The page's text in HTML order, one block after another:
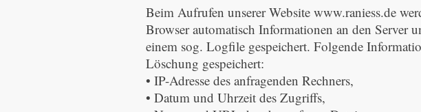
Beim Aufrufen unserer Website www.raniess.de
Browser automatisch Informationen an den Server
einem sog. Logfile gespeichert. Folgende
Löschung gespeichert:
• IP-Adresse des anfragenden Rechners,
• Datum und Uhrzeit des Zugriffs,